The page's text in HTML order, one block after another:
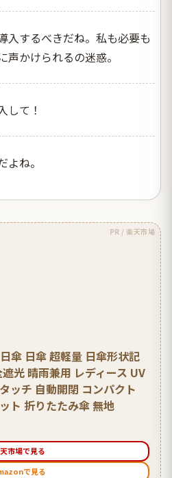
入するべきだね。私も必要も
かけられるの迷惑。
して！
よね。
PR / 楽天市場
傘 日傘 超軽量 日傘形状記
光 晴雨兼用 レディース UV
ッチ 自動開閉 コンパクト
ト 折りたたみ傘 無地
市場で見る
で見る